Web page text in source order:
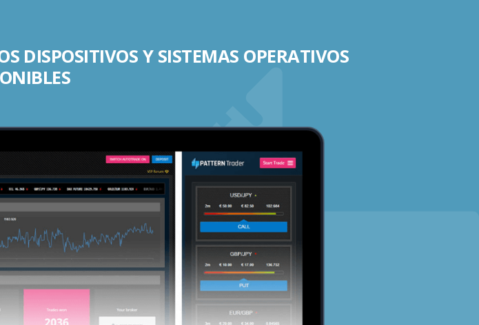
DISPOSITIVOS Y SISTEMAS OPERATIVOS